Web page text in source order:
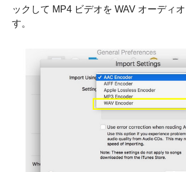
ックして MP4 ビデオを WAV オーディ
す。